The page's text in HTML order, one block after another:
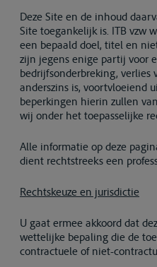
Deze Site en de inhoud
Site toegankelijk is. ITB vzw
een bepaald doel, titel en
zijn jegens enige partij voor
bedrijfsonderbreking, verlies
anderszins is, voortvloeiend
beperkingen hierin zullen
wij onder het toepasselijke
Alle informatie op deze
dient rechtstreeks een
Rechtskeuze en jurisdictie
U gaat ermee akkoord dat
wettelijke bepaling die de
contractuele of niet-